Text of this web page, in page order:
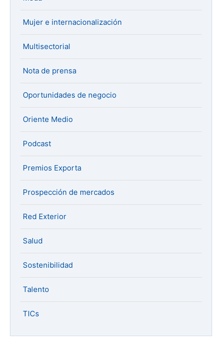
Mujer e internacionalización
Multisectorial
Nota de prensa
Oportunidades de negocio
Oriente Medio
Podcast
Premios Exporta
Prospección de mercados
Red Exterior
Salud
Sostenibilidad
Talento
TICs